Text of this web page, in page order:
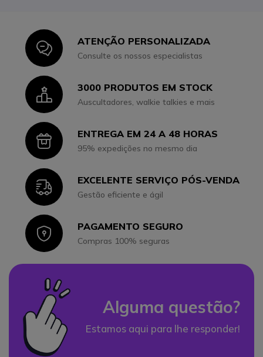
IconATENÇÃO PERSONALIZADA
Consulte os nossos especialistas
Icon3000 PRODUTOS EM STOCK
Auscultadores, walkie talkies e mais
IconENTREGA EM 24 A 48 HORAS
95% expedições no mesmo dia
IconEXCELENTE SERVIÇO PÓS-VENDA
Gestão eficiente e ágil
IconPAGAMENTO SEGURO
Compras 100% seguras
Alguma questão?
Estamos aqui para lhe responder!